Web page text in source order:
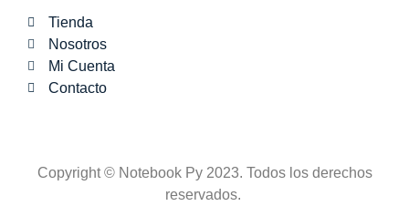
Tienda
Nosotros
Mi Cuenta
Contacto
Copyright © Notebook Py 2023. Todos los derechos
reservados.